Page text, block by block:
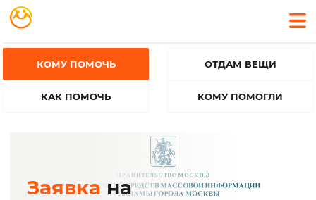
КОМУ ПОМОЧЬ
КАК ПОМОЧЬ
ОТДАМ ВЕЩИ
КОМУ ПОМОГЛИ
Заявка на